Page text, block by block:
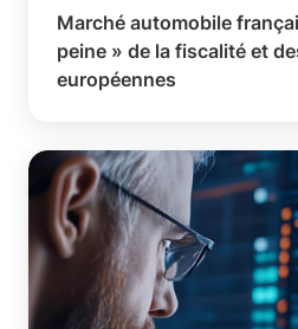
Marché automobile
peine » de la fiscalité et
européennes